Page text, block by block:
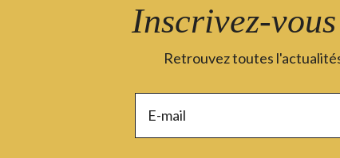
Inscrivez-
Retrouvez toutes